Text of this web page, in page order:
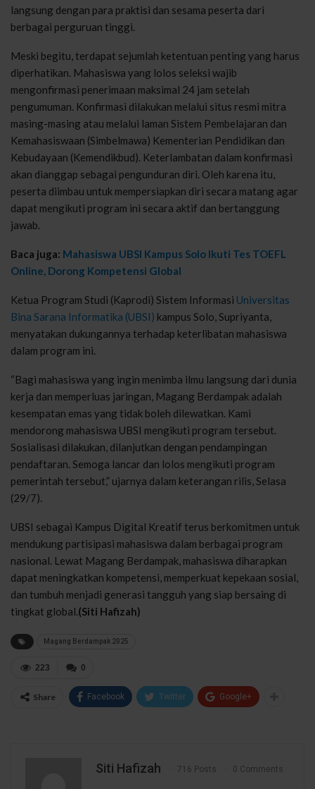
langsung dengan para praktisi dan sesama peserta dari
berbagai perguruan tinggi.
Meski begitu, terdapat sejumlah ketentuan penting yang harus
diperhatikan. Mahasiswa yang lolos seleksi wajib
mengonfirmasi penerimaan maksimal 24 jam setelah
pengumuman. Konfirmasi dilakukan melalui situs resmi mitra
masing-masing atau melalui laman Sistem Pembelajaran dan
Kemahasiswaan (Simbelmawa) Kementerian Pendidikan dan
Kebudayaan (Kemendikbud). Keterlambatan dalam konfirmasi
akan dianggap sebagai pengunduran diri. Oleh karena itu,
peserta diimbau untuk mempersiapkan diri secara matang agar
dapat mengikuti program ini secara aktif dan bertanggung
jawab.
Baca juga: Mahasiswa UBSI Kampus Solo Ikuti Tes TOEFL
Online, Dorong Kompetensi Global
Ketua Program Studi (Kaprodi) Sistem Informasi Universitas
Bina Sarana Informatika (UBSI) kampus Solo, Supriyanta,
menyatakan dukungannya terhadap keterlibatan mahasiswa
dalam program ini.
“Bagi mahasiswa yang ingin menimba ilmu langsung dari dunia
kerja dan memperluas jaringan, Magang Berdampak adalah
kesempatan emas yang tidak boleh dilewatkan. Kami
mendorong mahasiswa UBSI mengikuti program tersebut.
Sosialisasi dilakukan, dilanjutkan dengan pendampingan
pendaftaran. Semoga lancar dan lolos mengikuti program
pemerintah tersebut,” ujarnya dalam keterangan rilis, Selasa
(29/7).
UBSI sebagai Kampus Digital Kreatif terus berkomitmen untuk
mendukung partisipasi mahasiswa dalam berbagai program
nasional. Lewat Magang Berdampak, mahasiswa diharapkan
dapat meningkatkan kompetensi, memperkuat kepekaan sosial,
dan tumbuh menjadi generasi tangguh yang siap bersaing di
tingkat global.(Siti Hafizah)
Magang Berdampak 2025
0
223
Share Facebook Twitter Google+
Siti Hafizah 716 Posts 0 Comments